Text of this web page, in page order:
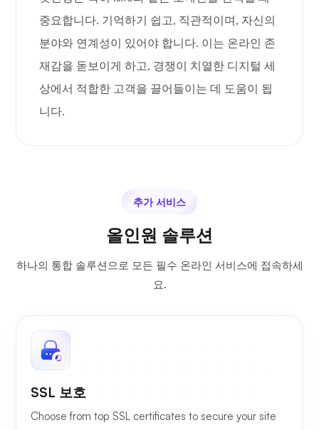
중요합니다. 기억하기 쉽고, 직관적이며, 자신의
분야와 연계성이 있어야 합니다. 이는 온라인 존
재감을 돋보이게 하고, 경쟁이 치열한 디지털 세
상에서 적합한 고객을 끌어들이는 데 도움이 됩
니다.
추가 서비스
올인원 솔루션
하나의 통합 솔루션으로 모든 필수 온라인 서비스에 접속하세
요.
SSL 보호
Choose from top SSL certificates to secure your site